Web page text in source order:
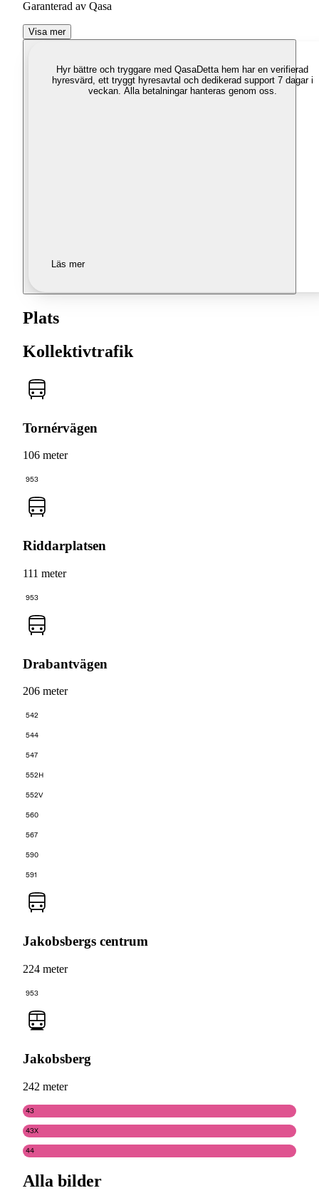
Garanterad av Qasa
Visa mer
Hyr bättre och tryggare med QasaDetta hem har en verifierad
hyresvärd, ett tryggt hyresavtal och dedikerad support 7 dagar i
veckan. Alla betalningar hanteras genom oss.
Läs mer
Plats
Kollektivtrafik
Tornérvägen
106 meter
953
Riddarplatsen
111 meter
953
Drabantvägen
206 meter
542
544
547
552H
552V
560
567
590
591
Jakobsbergs centrum
224 meter
953
Jakobsberg
242 meter
43
43X
44
Alla bilder